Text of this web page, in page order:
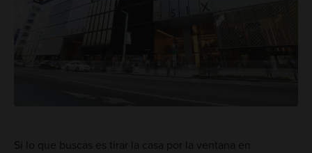
Si lo que buscas es tirar la casa por la ventana en